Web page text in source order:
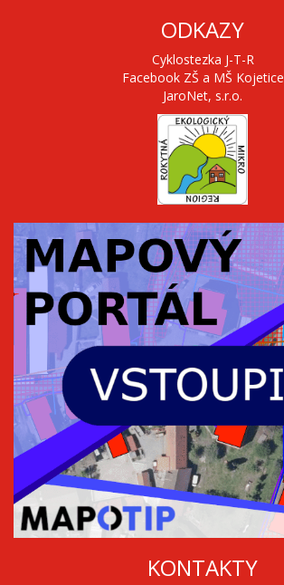
ODKAZY
Cyklostezka J-T-R
Facebook ZŠ a MŠ Kojetice
JaroNet, s.r.o.
KONTAKTY